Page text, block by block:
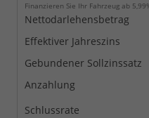
Finanzieren Sie Ihr Fahrzeug ab
Nettodarlehensbetrag
Effektiver Jahreszins
Gebundener Sollzinssatz
Anzahlung
Schlussrate